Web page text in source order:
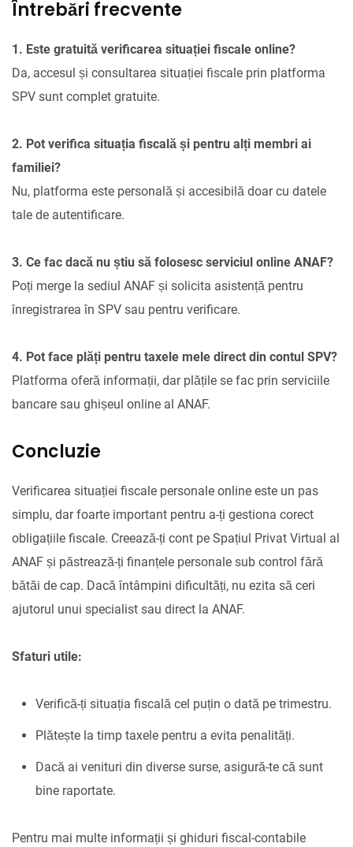
Întrebări frecvente
1. Este gratuită verificarea situației fiscale online?
Da, accesul și consultarea situației fiscale prin platforma
SPV sunt complet gratuite.
2. Pot verifica situația fiscală și pentru alți membri ai
familiei?
Nu, platforma este personală și accesibilă doar cu datele
tale de autentificare.
3. Ce fac dacă nu știu să folosesc serviciul online ANAF?
Poți merge la sediul ANAF și solicita asistență pentru
înregistrarea în SPV sau pentru verificare.
4. Pot face plăți pentru taxele mele direct din contul SPV?
Platforma oferă informații, dar plățile se fac prin serviciile
bancare sau ghișeul online al ANAF.
Concluzie
Verificarea situației fiscale personale online este un pas
simplu, dar foarte important pentru a-ți gestiona corect
obligațiile fiscale. Creează-ți cont pe Spațiul Privat Virtual al
ANAF și păstrează-ți finanțele personale sub control fără
bătăi de cap. Dacă întâmpini dificultăți, nu ezita să ceri
ajutorul unui specialist sau direct la ANAF.
Sfaturi utile:
Verifică-ți situația fiscală cel puțin o dată pe trimestru.
Plătește la timp taxele pentru a evita penalități.
Dacă ai venituri din diverse surse, asigură-te că sunt
bine raportate.
Pentru mai multe informații și ghiduri fiscal-contabile